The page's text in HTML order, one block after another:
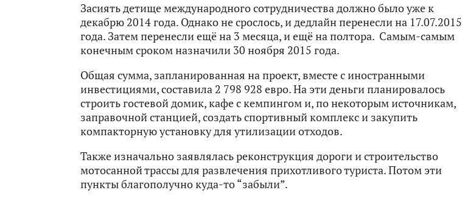
Засиять детище международного сотрудничества должно было уже к
декабрю 2014 года. Однако не срослось, и дедлайн перенесли на 17.07.2015
года. Затем перенесли ещё на 3 месяца, и ещё на полтора. Самым-самым
конечным сроком назначили 30 ноября 2015 года.
Общая сумма, запланированная на проект, вместе с иностранными
инвестициями, составила 2 798 928 евро. На эти деньги планировалось
строить гостевой домик, кафе с кемпингом и, по некоторым источникам,
заправочной станцией, создать спортивный комплекс и закупить
компакторную установку для утилизации отходов.
Также изначально заявлялась реконструкция дороги и строительство
мотосанной трассы для развлечения прихотливого туриста. Потом эти
пункты благополучно куда-то “забыли”.